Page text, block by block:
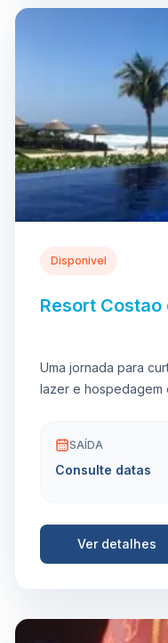
Disponivel
Resort
Uma jornada para
lazer e hospedagem
SAÍDA
Consulte datas
Ver detalhes